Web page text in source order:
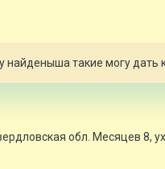
найденыша такие могу дать
обл. Месяцев 8,